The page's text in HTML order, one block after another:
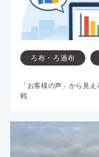
ろ布・ろ過布
「お客様の声」から見
戦